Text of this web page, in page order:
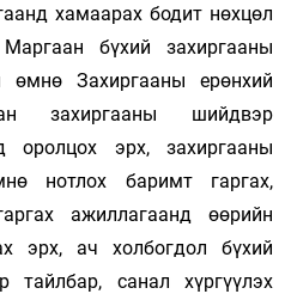
хамаарах бодит нөхцөл
бүхий захиргааны
өмнө Захиргааны ерөнхий
захиргааны шийдвэр
оролцох эрх, захиргааны
нотлох баримт гаргах,
ажиллагаанд өөрийн
эрх, ач холбогдол бүхий
тайлбар, санал хүргүүлэх